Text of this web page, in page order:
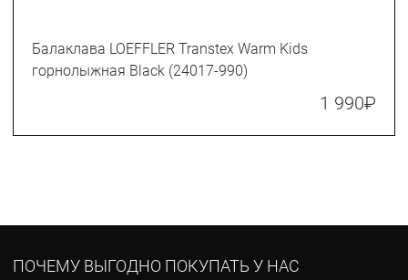
Балаклава LOEFFLER Transtex Warm Kids
горнолыжная Black (24017-990)
1 990₽
ПОЧЕМУ ВЫГОДНО ПОКУПАТЬ У НАС